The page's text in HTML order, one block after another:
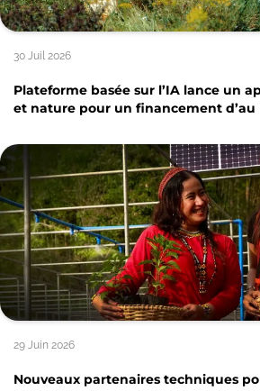
30 Juil 2026
Plateforme basée sur l’IA lance un
et nature pour un financement d’au
29 Juin 2026
Nouveaux partenaires techniques